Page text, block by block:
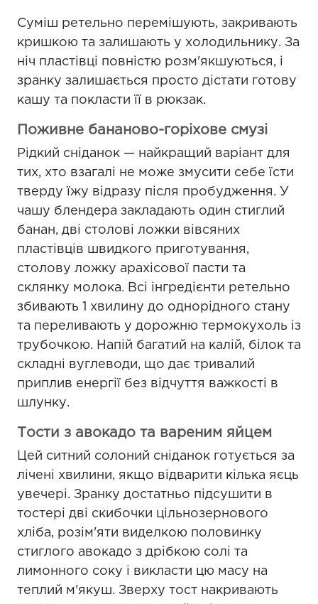
Суміш ретельно перемішують, закривають
кришкою та залишають у холодильнику. За
ніч пластівці повністю розм'якшуються, і
зранку залишається просто дістати готову
кашу та покласти її в рюкзак.
Поживне бананово-горіхове смузі
Рідкий сніданок — найкращий варіант для
тих, хто взагалі не може змусити себе їсти
тверду їжу відразу після пробудження. У
чашу блендера закладають один стиглий
банан, дві столові ложки вівсяних
пластівців швидкого приготування,
столову ложку арахісової пасти та
склянку молока. Всі інгредієнти ретельно
збивають 1 хвилину до однорідного стану
та переливають у дорожню термокухоль із
трубочкою. Напій багатий на калій, білок та
складні вуглеводи, що дає тривалий
приплив енергії без відчуття важкості в
шлунку.
Тости з авокадо та вареним яйцем
Цей ситний солоний сніданок готується за
лічені хвилини, якщо відварити кілька яєць
увечері. Зранку достатньо підсушити в
тостері дві скибочки цільнозернового
хліба, розім'яти виделкою половинку
стиглого авокадо з дрібкою солі та
лимонного соку і викласти цю масу на
теплий м'якуш. Зверху тост накривають